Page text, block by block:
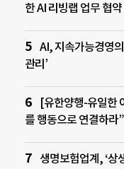
한 AI 리빙랩 업무 협
AI, 지속가능경영
관리’
[유한양행-유일한
를 행동으로 연결하라”
생명보험업계, ‘상